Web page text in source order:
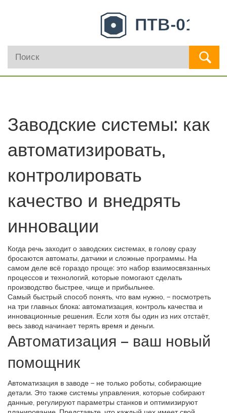
Заводские системы: как
автоматизировать,
контролировать
качество и внедрять
инновации
Когда речь заходит о заводских системах, в голову сразу
бросаются автоматы, датчики и сложные программы. На
самом деле всё гораздо проще: это набор взаимосвязанных
процессов и технологий, которые помогают сделать
производство быстрее, чище и прибыльнее.
Самый быстрый способ понять, что вам нужно, – посмотреть
на три главных блока: автоматизация, контроль качества и
инновационные решения. Если хотя бы один из них отстаёт,
весь завод начинает терять время и деньги.
Автоматизация – ваш новый
помощник
Автоматизация в заводе – не только роботы, собирающие
детали. Это также системы управления, которые собирают
данные, регулируют параметры станков и оптимизируют